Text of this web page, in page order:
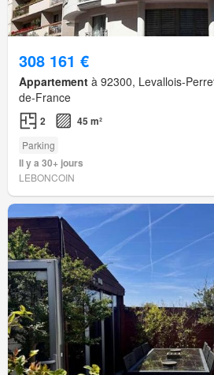
308 161 €
Appartement à 92300, Levallois-
de-France
2 45 m²
Parking
Il y a 30+ jours
LEBONCOIN